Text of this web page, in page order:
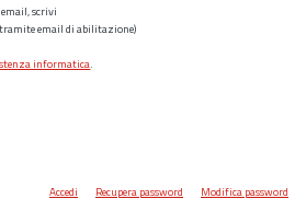
scrivi
email di abilitazione)
informatica.
Accedi Recupera password Modifica password